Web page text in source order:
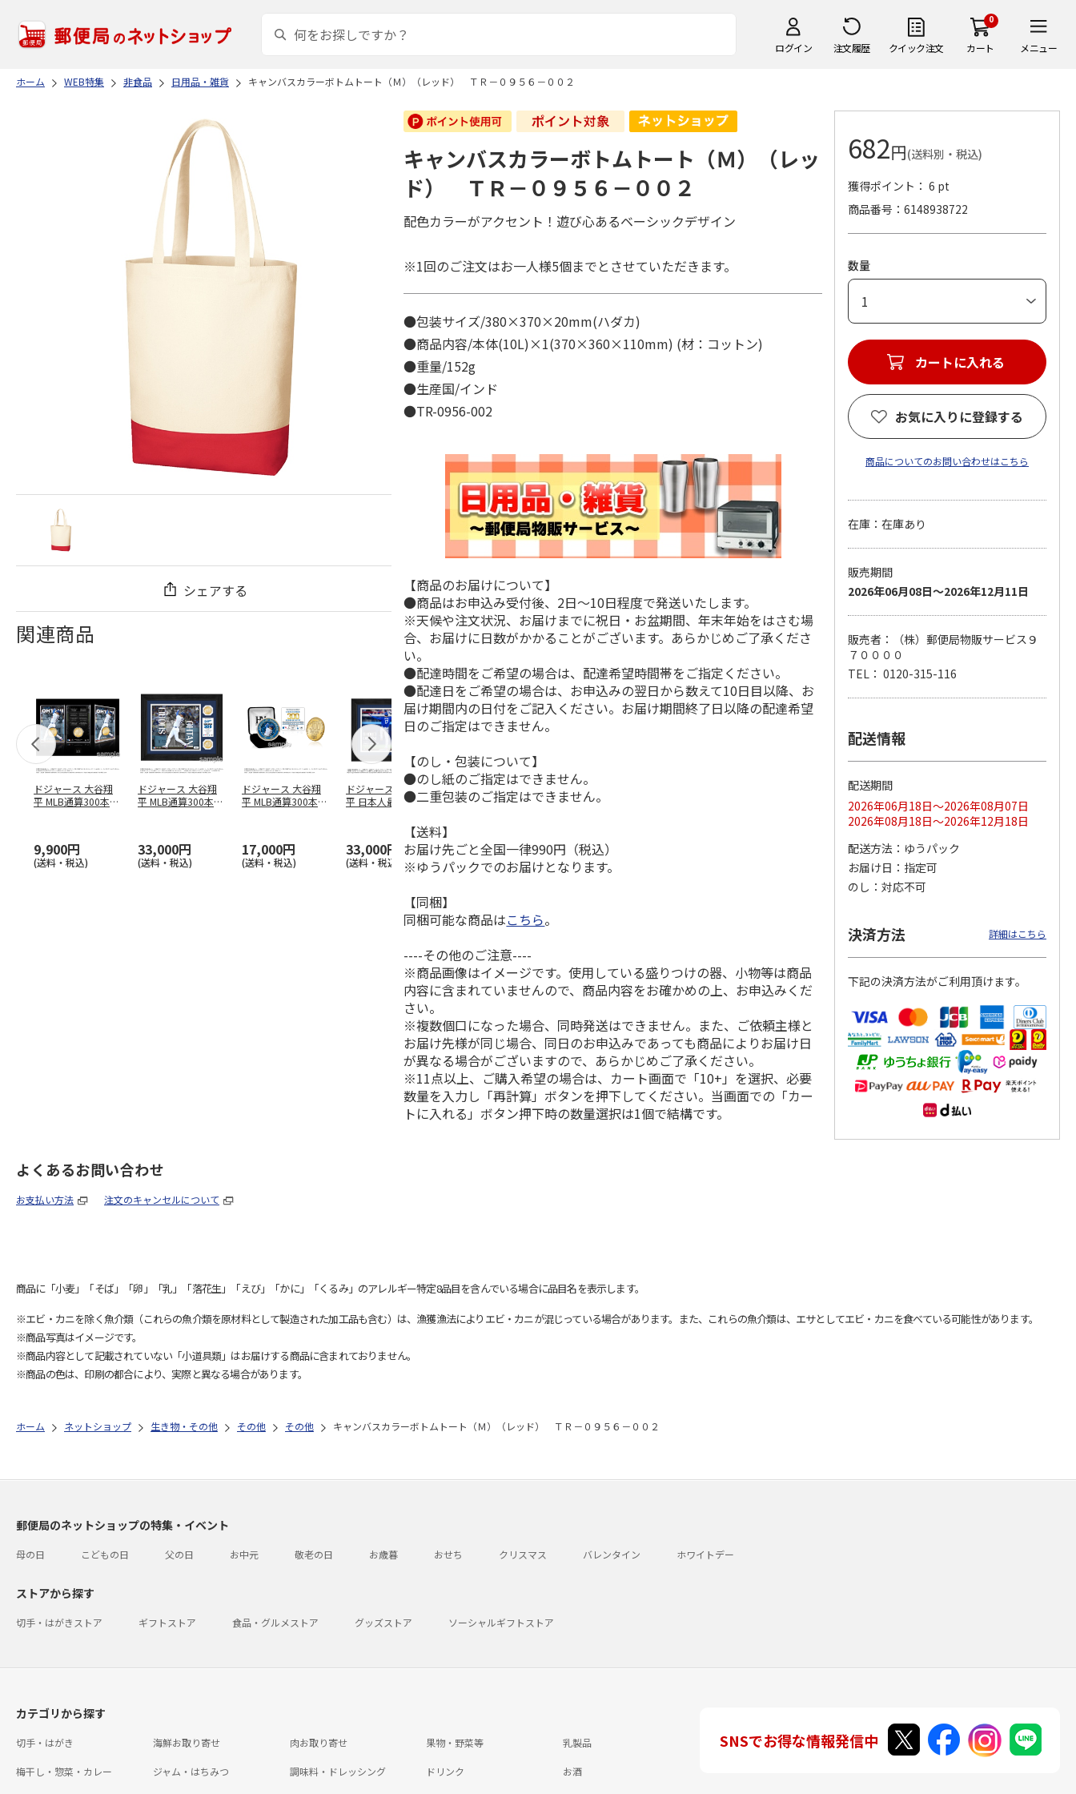
ログイン 注文履歴 クイック注文
0
カート メニュー
ホーム WEB特集 非食品 日用品・雑貨 キャンバスカラーボトムトート（Ｍ）（レッド） ＴＲ－０９５６－００２
シェアする
関連商品
ドジャース 大谷翔
平 MLB通算300本塁
9,900円
(送料・税込)
ドジャース 大谷翔
平 MLB通算300本塁
33,000円
(送料・税込)
ドジャース 大谷翔
平 MLB通算300本塁
17,000円
(送料・税込)
ドジャース 大谷翔
平 日本人最多53試
33,000円
(送料・税込)
MLB ドジャース 大
谷翔平 2026 NL 3・
33,000円
(送料・税込)
ドジャース 大谷翔
平 日本人最多53試
9,900円
(送料・税込)
ドジャース 大谷翔
平 日本人最多53試
合連続出塁記念 シ
ル…
17,000円
(送料・税込)
谷翔平 2026 NL 3・
4月投手…
キャンバスカラーボトムトート（Ｍ）（レッ
ド） ＴＲ－０９５６－００２
配色カラーがアクセント！遊び心あるベーシックデザイン
※1回のご注文はお一人様5個までとさせていただきます。
●包装サイズ/380×370×20mm(ハダカ)
●商品内容/本体(10L)×1(370×360×110mm) (材：コットン)
●重量/152g
●生産国/インド
●TR-0956-002
【商品のお届けについて】
●商品はお申込み受付後、2日～10日程度で発送いたします。
※天候や注文状況、お届けまでに祝日・お盆期間、年末年始をはさむ場
合、お届けに日数がかかることがございます。あらかじめご了承くださ
い。
●配達時間をご希望の場合は、配達希望時間帯をご指定ください。
●配達日をご希望の場合は、お申込みの翌日から数えて10日目以降、お
届け期間内の日付をご記入ください。お届け期間終了日以降の配達希望
日のご指定はできません。
【のし・包装について】
●のし紙のご指定はできません。
●二重包装のご指定はできません。
【送料】
お届け先ごと全国一律990円（税込）
※ゆうパックでのお届けとなります。
【同梱】
同梱可能な商品はこちら。
----その他のご注意----
※商品画像はイメージです。使用している盛りつけの器、小物等は商品
内容に含まれていませんので、商品内容をお確かめの上、お申込みくだ
さい。
※複数個口になった場合、同時発送はできません。また、ご依頼主様と
お届け先様が同じ場合、同日のお申込みであっても商品によりお届け日
が異なる場合がございますので、あらかじめご了承ください。
※11点以上、ご購入希望の場合は、カート画面で「10+」を選択、必要
数量を入力し「再計算」ボタンを押下してください。当画面での「カー
トに入れる」ボタン押下時の数量選択は1個で結構です。
682円(送料別・税込)
獲得ポイント： 6 pt
商品番号
6148938722
数量
カートに入れる
お気に入りに登録する
商品についてのお問い合わせはこちら
在庫：在庫あり
販売期間
2026年06月08日～2026年12月11日
販売者：（株）郵便局物販サービス９
７００００
TEL： 0120-315-116
配送情報
配送期間
2026年06月18日～2026年08月07日
2026年08月18日～2026年12月18日
配送方法
ゆうパック
お届け日
指定可
のし
対応不可
決済方法 詳細はこちら
下記の決済方法がご利用頂けます。
よくあるお問い合わせ
お支払い方法 注文のキャンセルについて
商品に「小麦」「そば」「卵」「乳」「落花生」「えび」「かに」「くるみ」のアレルギー特定8品目を含んでいる場合に品目名を表示します。
※エビ・カニを除く魚介類（これらの魚介類を原材料として製造された加工品も含む）は、漁獲漁法によりエビ・カニが混じっている場合があります。また、これらの魚介類は、エサとしてエビ・カニを食べている可能性があります。
※商品写真はイメージです。
※商品内容として記載されていない「小道具類」はお届けする商品に含まれておりません。
※商品の色は、印刷の都合により、実際と異なる場合があります。
ホーム ネットショップ 生き物・その他 その他 その他 キャンバスカラーボトムトート（Ｍ）（レッド） ＴＲ－０９５６－００２
郵便局のネットショップの特集・イベント
母の日 こどもの日 父の日 お中元 敬老の日 お歳暮 おせち クリスマス バレンタイン ホワイトデー
ストアから探す
切手・はがきストア ギフトストア 食品・グルメストア グッズストア ソーシャルギフトストア
カテゴリから探す
切手・はがき 海鮮お取り寄せ 肉お取り寄せ 果物・野菜等 乳製品
梅干し・惣菜・カレー ジャム・はちみつ 調味料・ドレッシング ドリンク お酒
SNSでお得な情報発信中